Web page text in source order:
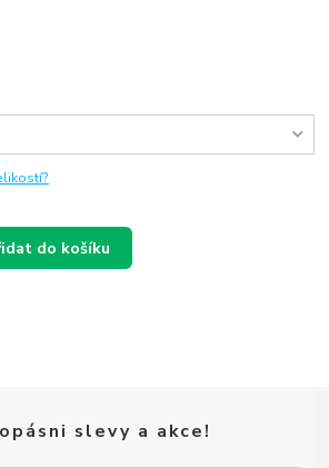
do košíku
slevy a akce!